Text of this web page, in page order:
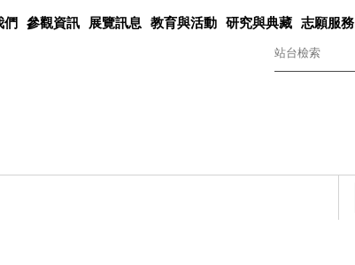
們 參觀資訊 展覽訊息 教育與活動 研究與典藏 志願服務